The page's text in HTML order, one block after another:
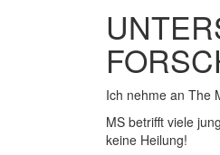
Ich nehme an The
MS betrifft viele
keine Heilung!